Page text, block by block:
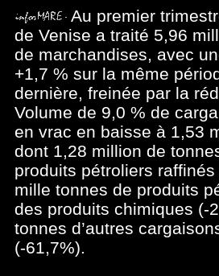
Au premier
de Venise a traité 5,96
de marchandises, avec
+1,7 % sur la même
dernière, freinée par la
Volume de 9,0 % de
en vrac en baisse à 1,53
dont 1,28 million de
produits pétroliers
mille tonnes de produits
des produits chimiques (-
tonnes d’autres
(-61,7%).